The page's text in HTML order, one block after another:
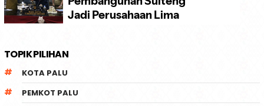
TOPIK PILIHAN
KOTA PALU
PEMKOT PALU